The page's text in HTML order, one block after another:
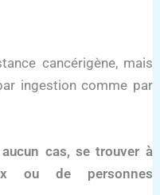
cancérigène, mais
ingestion comme par
cas, se trouver à
ou de personnes